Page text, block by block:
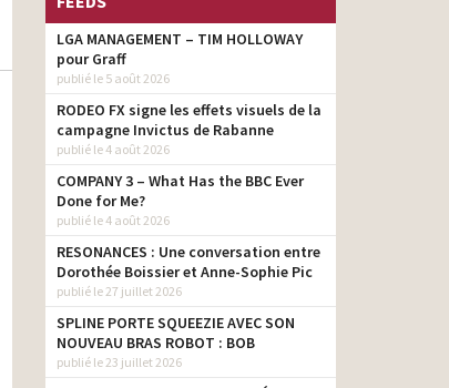
LGA MANAGEMENT – TIM HOLLOWAY
pour Graff
publié le 5 août 2026
RODEO FX signe les effets visuels de la
campagne Invictus de Rabanne
publié le 4 août 2026
COMPANY 3 – What Has the BBC Ever
Done for Me?
publié le 4 août 2026
RESONANCES : Une conversation entre
Dorothée Boissier et Anne-Sophie Pic
publié le 27 juillet 2026
SPLINE PORTE SQUEEZIE AVEC SON
NOUVEAU BRAS ROBOT : BOB
publié le 23 juillet 2026